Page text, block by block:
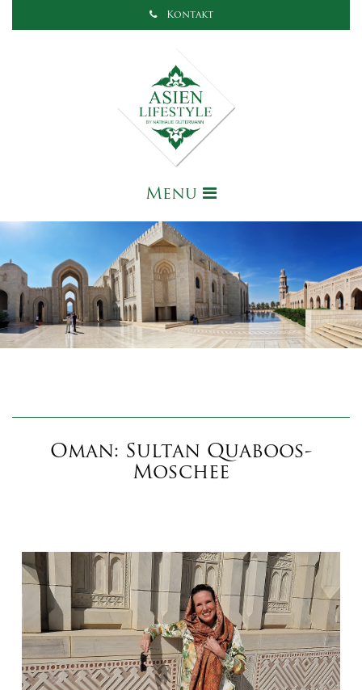
Kontakt
Menu
Oman: Sultan Quaboos-
Moschee